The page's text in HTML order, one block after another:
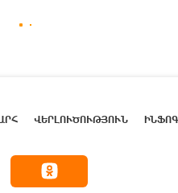
ՎԵՐԼՈՒԾՈՒԹՅՈՒՆ